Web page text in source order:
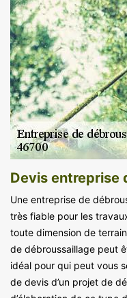
Devis entreprise
Une entreprise de
très fiable pour les
toute dimension de
de débroussaillage peut
idéal pour qui peut vous
de devis d’un projet de